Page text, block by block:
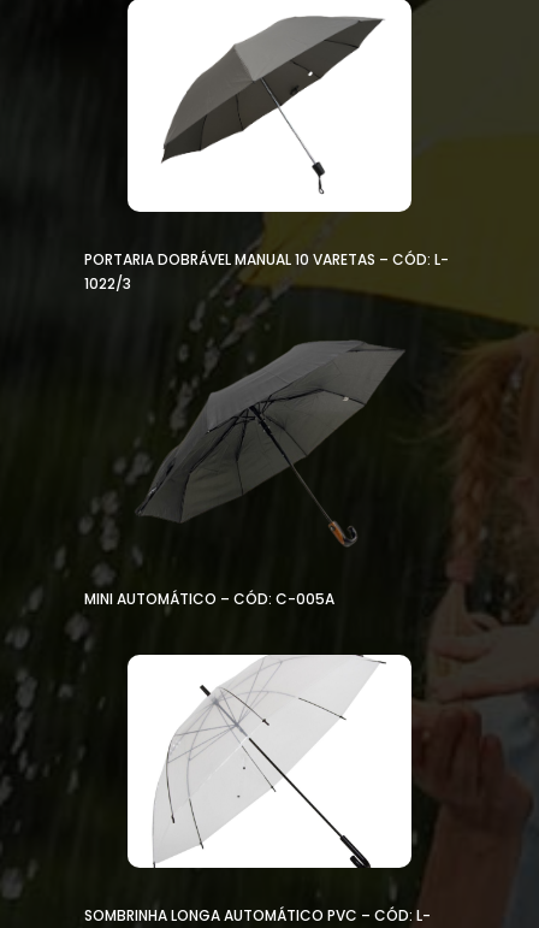
PORTARIA DOBRÁVEL MANUAL 10 VARETAS – CÓD: L-
1022/3
MINI AUTOMÁTICO – CÓD: C-005A
SOMBRINHA LONGA AUTOMÁTICO PVC – CÓD: L-